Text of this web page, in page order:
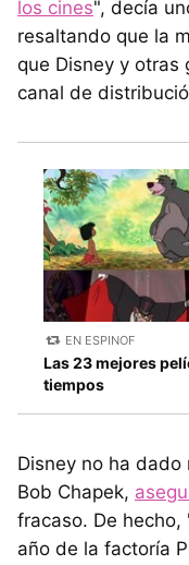
los cines", decía
resaltando que la
que Disney y otras
canal de
EN ESPINOF
Las 23 mejores
tiempos
Disney no ha dado
Bob Chapek,
fracaso. De hecho, '
año de la factoría